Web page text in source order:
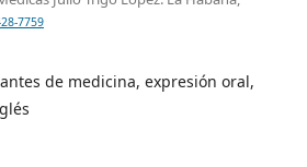
7759
de medicina, expresión oral,